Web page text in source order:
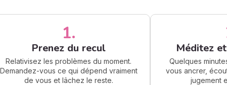
1.
Prenez du recul
Relativisez les problèmes du moment.
Demandez-vous ce qui dépend vraiment
de vous et lâchez le reste.
Méditez
Quelques
vous ancrer,
jugement